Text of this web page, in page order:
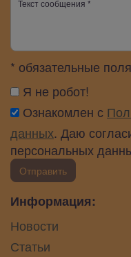
* обязательные поля
Я не робот!
Ознакомлен с
данных. Даю
персональных
Отправить
Информация:
Новости
Статьи